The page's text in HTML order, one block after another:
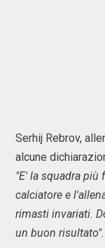
Serhij Rebrov,
alcune
"E' la squadra più
calciatore e
rimasti invariati.
un buon risultato".